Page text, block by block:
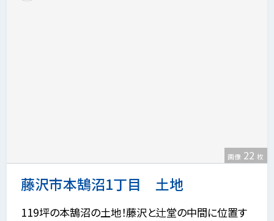
藤沢市本鵠沼1丁目 土地
画像 22 枚
119坪の本鵠沼の土地！藤沢と辻堂の中間に位置す